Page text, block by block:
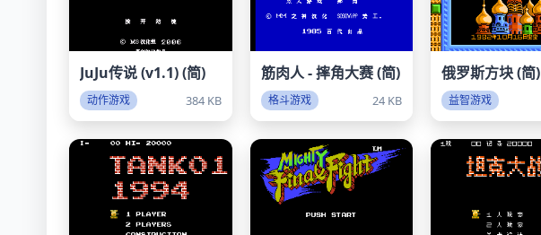
JuJu传说 (v1.1) (简)
动作游戏 384 KB
筋肉人 - 摔角大赛 (简)
格斗游戏 24 KB
俄罗斯方块 (简)
益智游戏